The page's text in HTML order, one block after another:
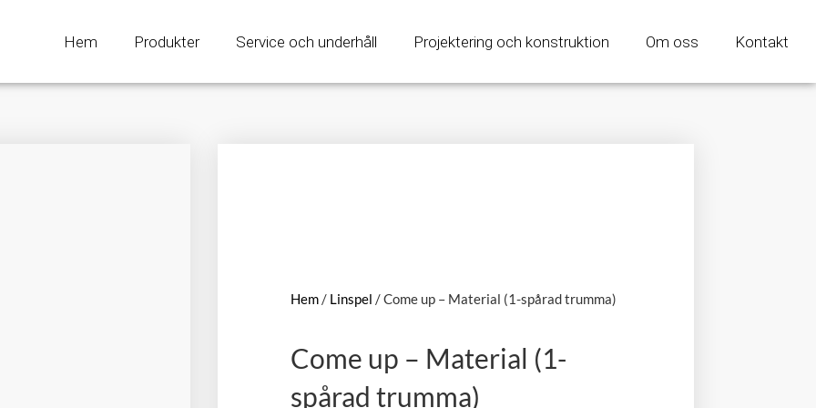
Hem Produkter Service och underhåll Projektering och konstruktion Om oss Kontakt
Hem/ Linspel / Come up – Material (1-spårad trumma)
Come up – Material (1-
spårad trumma)